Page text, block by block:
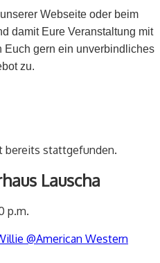
Webseite oder beim
damit Eure Veranstaltung mit
Euch gern ein unverbindliches
zu.
bereits stattgefunden.
Lauscha
p.m.
@American Western